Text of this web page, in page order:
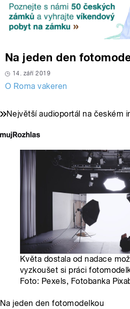
Na jeden den
14. září 2019
O Roma vakeren
Největší audioportál na českém
Květa dostala od nadace
vyzkoušet si práci
Foto: Pexels, Fotobanka
Na jeden den fotomodelkou